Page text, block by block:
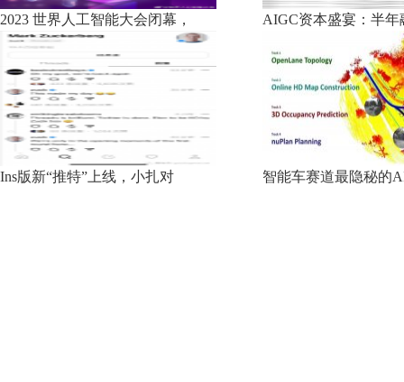
2023 世界人工智能大会闭幕， AIGC资本盛宴：半年
Ins版新“推特”上线，小扎对 智能车赛道最隐秘的